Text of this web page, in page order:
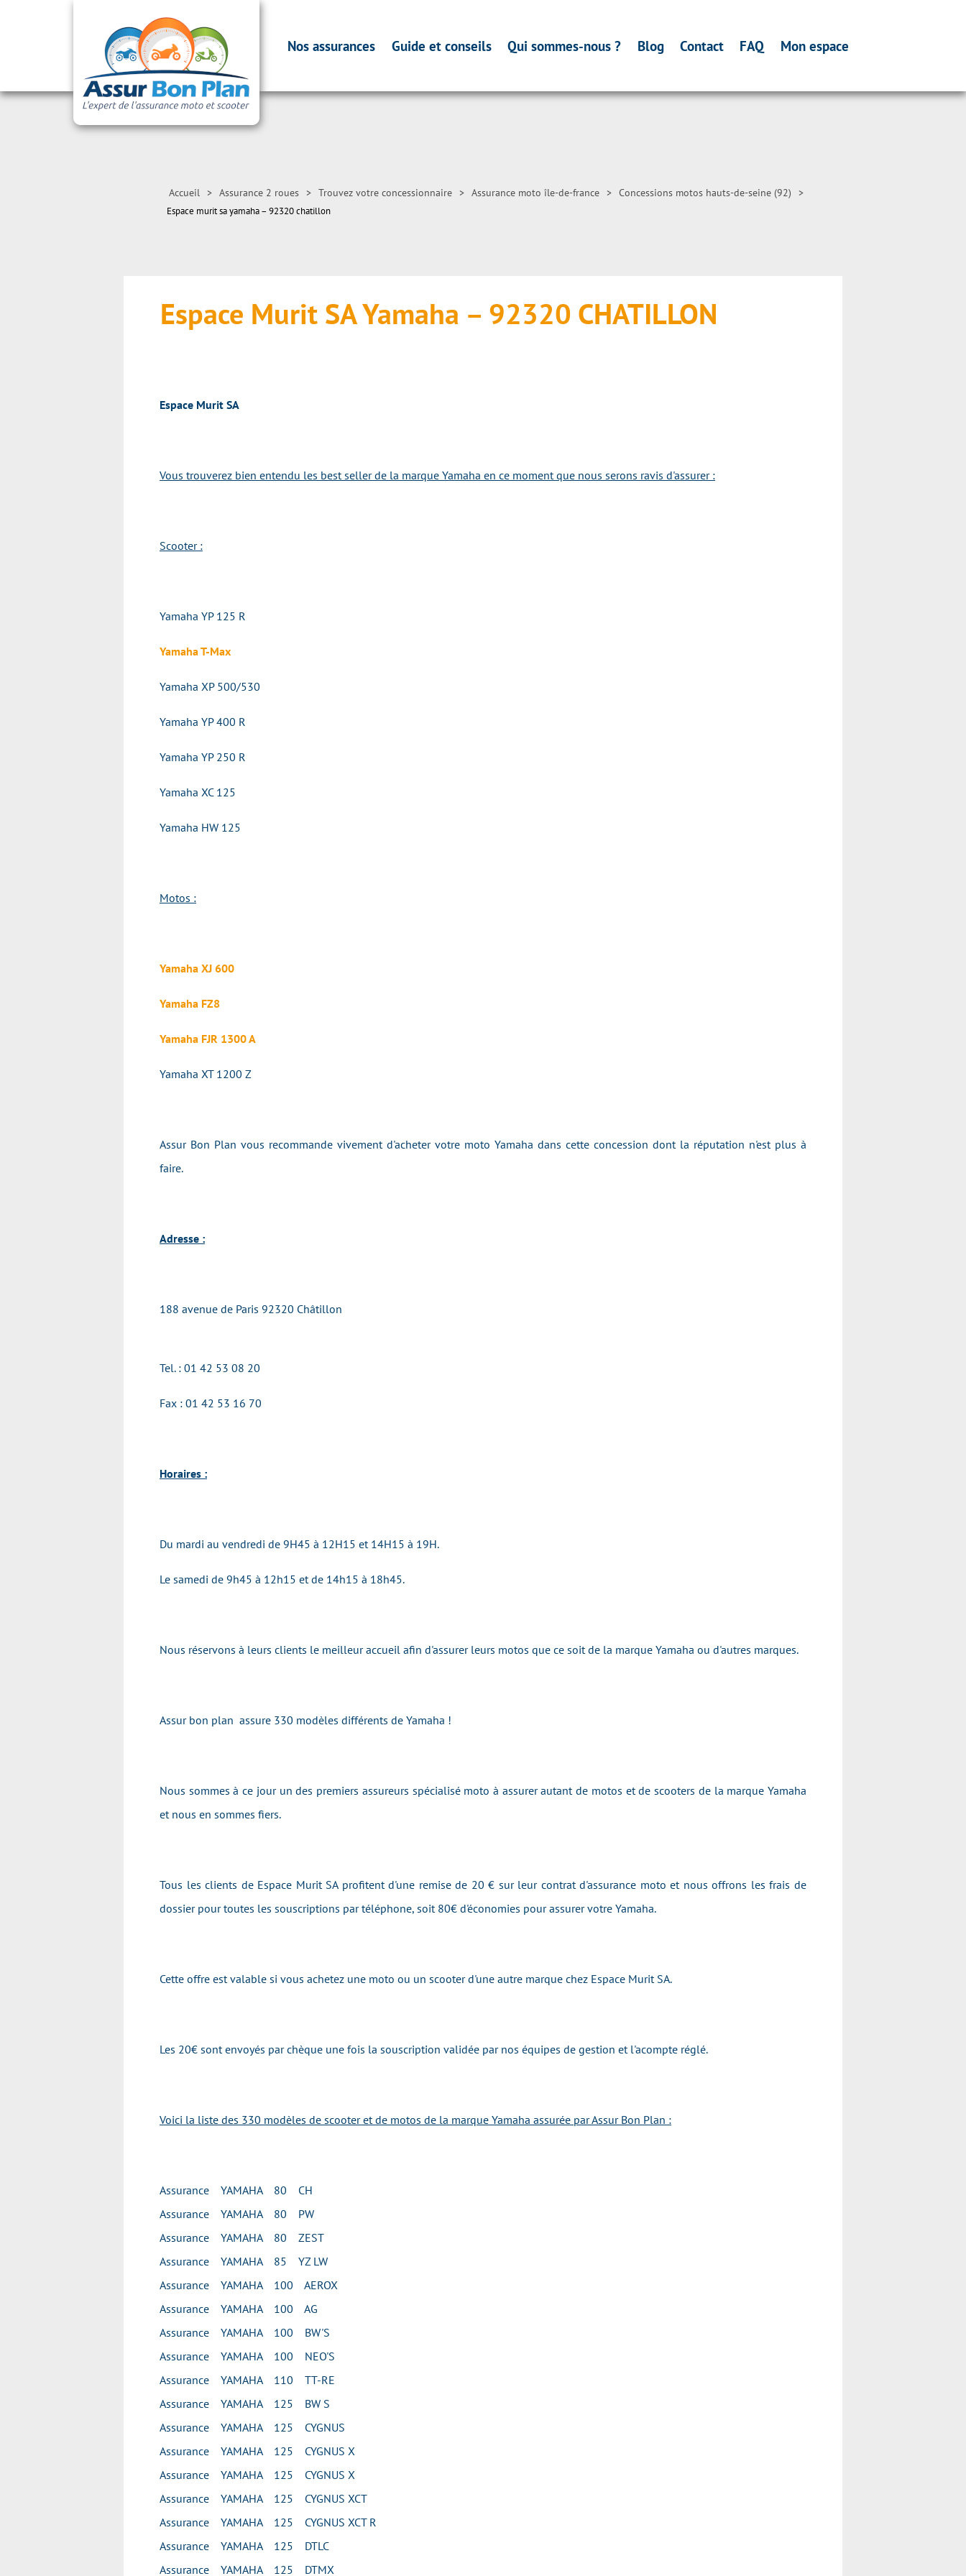
Nos assurances Guide et conseils Qui sommes-nous ? Blog Contact FAQ Mon espace
Accueil > Assurance 2 roues > Trouvez votre concessionnaire > Assurance moto île-de-france > Concessions motos hauts-de-seine (92) >
Espace murit sa yamaha – 92320 chatillon
Espace Murit SA Yamaha – 92320 CHATILLON
Espace Murit SA
Vous trouverez bien entendu les best seller de la marque Yamaha en ce moment que nous serons ravis d'assurer :
Scooter :
Yamaha YP 125 R
Yamaha T-Max
Yamaha XP 500/530
Yamaha YP 400 R
Yamaha YP 250 R
Yamaha XC 125
Yamaha HW 125
Motos :
Yamaha XJ 600
Yamaha FZ8
Yamaha FJR 1300 A
Yamaha XT 1200 Z
Assur Bon Plan vous recommande vivement d'acheter votre moto Yamaha dans cette concession dont la réputation n'est plus à
faire.
Adresse :
188 avenue de Paris 92320 Châtillon
Tel. : 01 42 53 08 20
Fax : 01 42 53 16 70
Horaires :
Du mardi au vendredi de 9H45 à 12H15 et 14H15 à 19H.
Le samedi de 9h45 à 12h15 et de 14h15 à 18h45.
Nous réservons à leurs clients le meilleur accueil afin d'assurer leurs motos que ce soit de la marque Yamaha ou d'autres marques.
Assur bon plan assure 330 modèles différents de Yamaha !
Nous sommes à ce jour un des premiers assureurs spécialisé moto à assurer autant de motos et de scooters de la marque Yamaha
et nous en sommes fiers.
Tous les clients de Espace Murit SA profitent d'une remise de 20 € sur leur contrat d'assurance moto et nous offrons les frais de
dossier pour toutes les souscriptions par téléphone, soit 80€ d'économies pour assurer votre Yamaha.
Cette offre est valable si vous achetez une moto ou un scooter d'une autre marque chez Espace Murit SA.
Les 20€ sont envoyés par chèque une fois la souscription validée par nos équipes de gestion et l'acompte réglé.
Voici la liste des 330 modèles de scooter et de motos de la marque Yamaha assurée par Assur Bon Plan :
Assurance YAMAHA 80 CH
Assurance YAMAHA 80 PW
Assurance YAMAHA 80 ZEST
Assurance YAMAHA 85 YZ LW
Assurance YAMAHA 100 AEROX
Assurance YAMAHA 100 AG
Assurance YAMAHA 100 BW'S
Assurance YAMAHA 100 NEO'S
Assurance YAMAHA 110 TT-RE
Assurance YAMAHA 125 BW S
Assurance YAMAHA 125 CYGNUS
Assurance YAMAHA 125 CYGNUS X
Assurance YAMAHA 125 CYGNUS X
Assurance YAMAHA 125 CYGNUS XCT
Assurance YAMAHA 125 CYGNUS XCT R
Assurance YAMAHA 125 DTLC
Assurance YAMAHA 125 DTMX